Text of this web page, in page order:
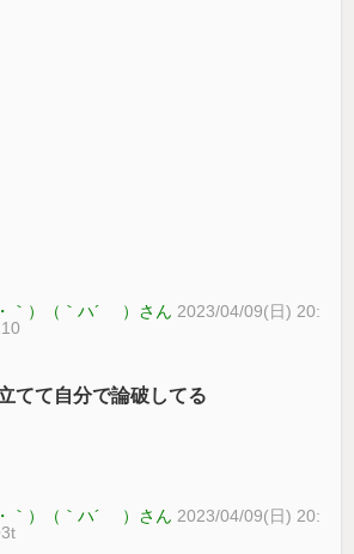
｀）（｀ハ´ ）さん 2023/04/09(日) 20:
てて自分で論破してる
｀）（｀ハ´ ）さん 2023/04/09(日) 20: